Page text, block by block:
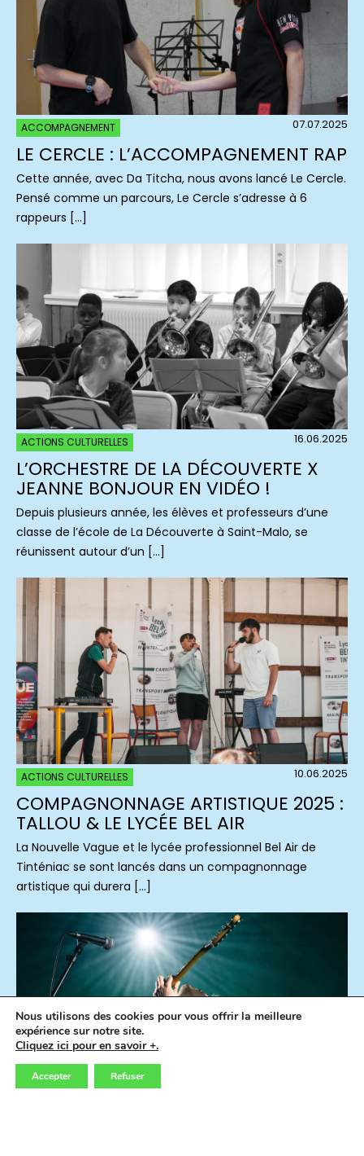
ACCOMPAGNEMENT 07.07.2025
LE CERCLE : L’ACCOMPAGNEMENT RAP
Cette année, avec Da Titcha, nous avons lancé Le Cercle.
Pensé comme un parcours, Le Cercle s’adresse à 6
rappeurs […]
ACTIONS CULTURELLES 16.06.2025
L’ORCHESTRE DE LA DÉCOUVERTE X
JEANNE BONJOUR EN VIDÉO !
Depuis plusieurs année, les élèves et professeurs d’une
classe de l’école de La Découverte à Saint-Malo, se
réunissent autour d’un […]
ACTIONS CULTURELLES 10.06.2025
COMPAGNONNAGE ARTISTIQUE 2025 :
TALLOU & LE LYCÉE BEL AIR
La Nouvelle Vague et le lycée professionnel Bel Air de
Tinténiac se sont lancés dans un compagnonnage
artistique qui durera […]
Nous utilisons des cookies pour vous offrir la meilleure
expérience sur notre site.
Cliquez ici pour en savoir +.
Accepter Refuser